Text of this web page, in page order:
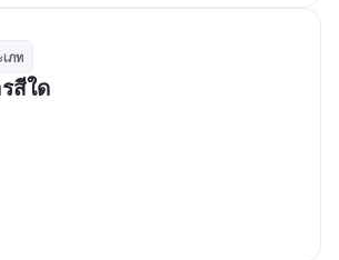
เภท
สีใด